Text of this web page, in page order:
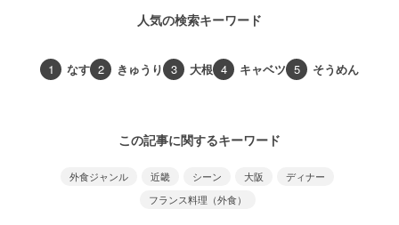
人気の検索キーワード
1 なす 2 きゅうり 3 大根 4 キャベツ 5 そうめん
この記事に関するキーワード
外食ジャンル 近畿 シーン 大阪
ディナー
フランス料理（外食）